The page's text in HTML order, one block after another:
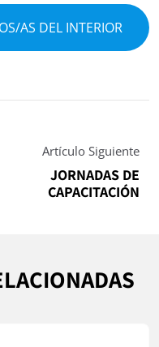
AS DEL INTERIOR
Artículo Siguiente
JORNADAS DE
CAPACITACIÓN